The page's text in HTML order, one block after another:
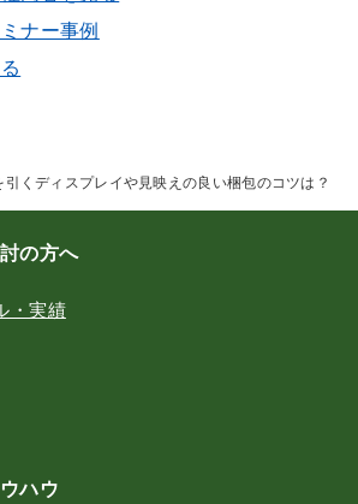
ナー事例
引くディスプレイや見映えの良い梱包のコツは？
の方へ
・実績
ハウ